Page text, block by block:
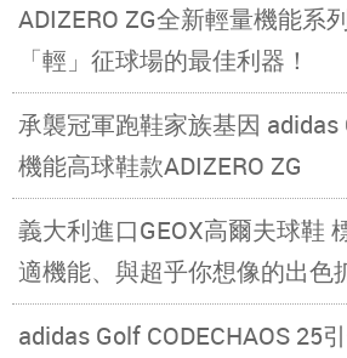
ADIZERO ZG全新輕量機能系
「輕」征球場的最佳利器！
承襲冠軍跑鞋家族基因
機能高球鞋款ADIZERO ZG
義大利進口GEOX高爾夫球鞋
適機能、與超乎你想像的出色
adidas Golf CODECHAOS 25